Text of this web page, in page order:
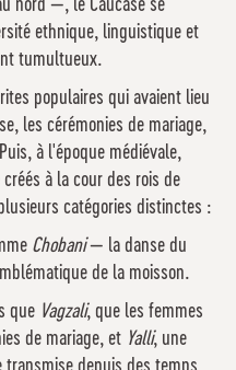
nord —, le Caucase se
ethnique, linguistique et
tumultueux.
populaires qui avaient lieu
les cérémonies de mariage,
à l'époque médiévale,
à la cour des rois de
catégories distinctes :
Chobani— la danse du
de la moisson.
que Vagzali, que les femmes
de mariage, et Yalli, une